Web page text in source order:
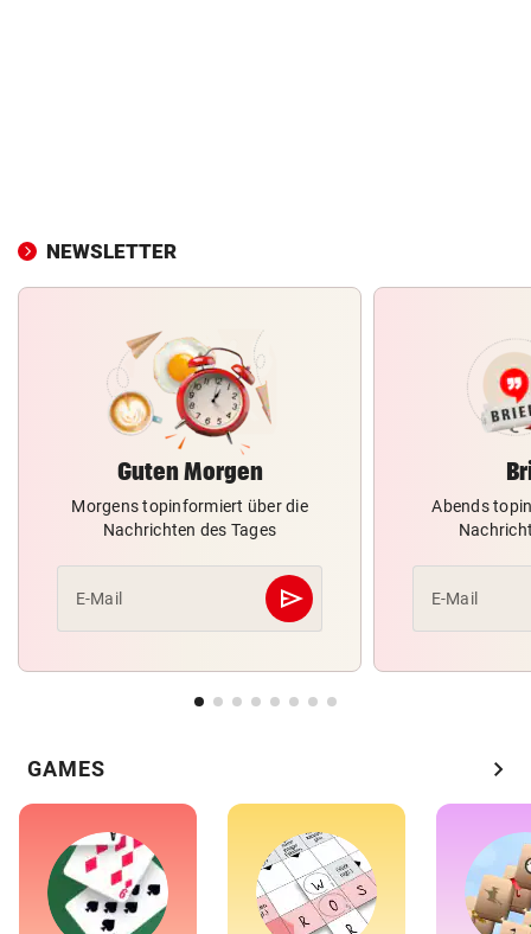
NEWSLETTER
Guten Morgen
Morgens topinformiert über die
Nachrichten des Tages
E-Mail send
Abschicken
Abends
E-Mail
GAMES chevron_right